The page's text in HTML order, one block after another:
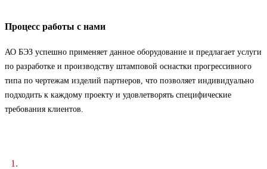
Процесс работы с нами
АО БЭЗ успешно применяет данное оборудование и предлагает услуги
по разработке и производству штамповой оснастки прогрессивного
типа по чертежам изделий партнеров, что позволяет индивидуально
подходить к каждому проекту и удовлетворять специфические
требования клиентов.
1.